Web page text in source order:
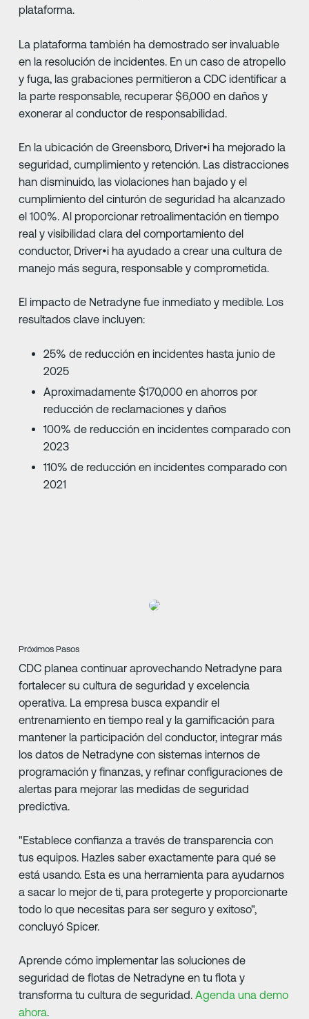
plataforma.
La plataforma también ha demostrado ser invaluable
en la resolución de incidentes. En un caso de atropello
y fuga, las grabaciones permitieron a CDC identificar a
la parte responsable, recuperar $6,000 en daños y
exonerar al conductor de responsabilidad.
En la ubicación de Greensboro, Driver•i ha mejorado la
seguridad, cumplimiento y retención. Las distracciones
han disminuido, las violaciones han bajado y el
cumplimiento del cinturón de seguridad ha alcanzado
el 100%. Al proporcionar retroalimentación en tiempo
real y visibilidad clara del comportamiento del
conductor, Driver•i ha ayudado a crear una cultura de
manejo más segura, responsable y comprometida.
El impacto de Netradyne fue inmediato y medible. Los
resultados clave incluyen:
25% de reducción en incidentes hasta junio de
2025
Aproximadamente $170,000 en ahorros por
reducción de reclamaciones y daños
100% de reducción en incidentes comparado con
2023
110% de reducción en incidentes comparado con
2021
Próximos Pasos
CDC planea continuar aprovechando Netradyne para
fortalecer su cultura de seguridad y excelencia
operativa. La empresa busca expandir el
entrenamiento en tiempo real y la gamificación para
mantener la participación del conductor, integrar más
los datos de Netradyne con sistemas internos de
programación y finanzas, y refinar configuraciones de
alertas para mejorar las medidas de seguridad
predictiva.
"Establece confianza a través de transparencia con
tus equipos. Hazles saber exactamente para qué se
está usando. Esta es una herramienta para ayudarnos
a sacar lo mejor de ti, para protegerte y proporcionarte
todo lo que necesitas para ser seguro y exitoso",
concluyó Spicer.
Aprende cómo implementar las soluciones de
seguridad de flotas de Netradyne en tu flota y
transforma tu cultura de seguridad. Agenda una demo
ahora.